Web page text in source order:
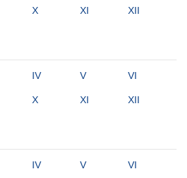
X XI XII
IV V VI
X XI XII
IV V VI